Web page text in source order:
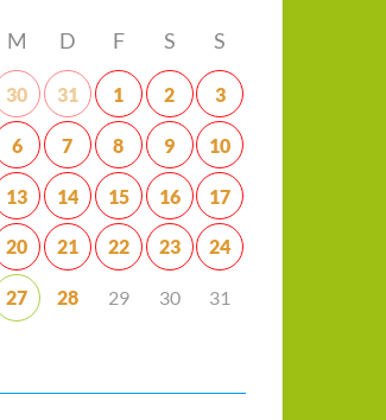
M D F S S
30 31 1 2 3
6 7 8 9 10
13 14 15 16 17
20 21 22 23 24
27 28 29 30 31